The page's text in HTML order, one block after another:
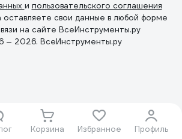
Корзина Избранное Профиль
и пользовательского соглашения
оставляете свои данные в любой форме
на сайте ВсеИнструменты.ру
— 2026. ВсеИнструменты.ру